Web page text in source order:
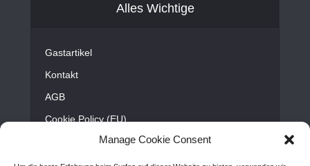
Manage Cookie Consent
Alles Wichtige
Gastartikel
Kontakt
AGB
Cookie Policy (EU)
Impressum